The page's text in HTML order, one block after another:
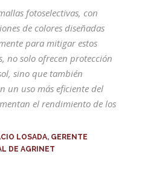
fotoselectivas, con
de colores diseñadas
para mitigar estos
no solo ofrecen protección
sino que también
un uso más eficiente del
el rendimiento de los
LOSADA, GERENTE
DE AGRINET